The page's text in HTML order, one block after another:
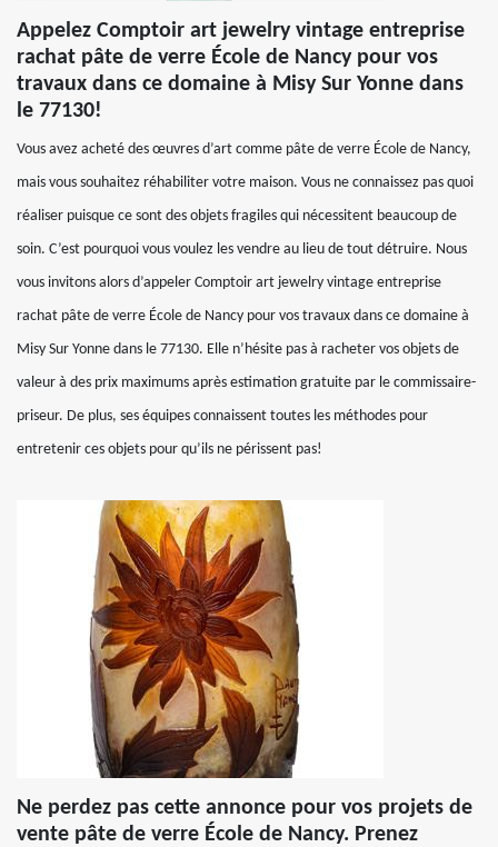
Appelez Comptoir art jewelry vintage entreprise
rachat pâte de verre École de Nancy pour vos
travaux dans ce domaine à Misy Sur Yonne dans
le 77130!
Vous avez acheté des œuvres d’art comme pâte de verre École de Nancy,
mais vous souhaitez réhabiliter votre maison. Vous ne connaissez pas quoi
réaliser puisque ce sont des objets fragiles qui nécessitent beaucoup de
soin. C’est pourquoi vous voulez les vendre au lieu de tout détruire. Nous
vous invitons alors d’appeler Comptoir art jewelry vintage entreprise
rachat pâte de verre École de Nancy pour vos travaux dans ce domaine à
Misy Sur Yonne dans le 77130. Elle n’hésite pas à racheter vos objets de
valeur à des prix maximums après estimation gratuite par le commissaire-
priseur. De plus, ses équipes connaissent toutes les méthodes pour
entretenir ces objets pour qu’ils ne périssent pas!
Ne perdez pas cette annonce pour vos projets de
vente pâte de verre École de Nancy. Prenez